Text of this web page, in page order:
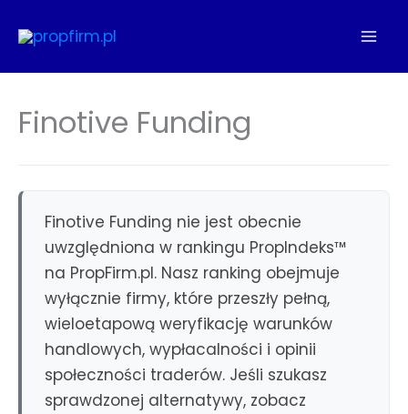
do
Finotive Funding
Finotive Funding nie jest obecnie
uwzględniona w rankingu PropIndeks™
na PropFirm.pl. Nasz ranking obejmuje
wyłącznie firmy, które przeszły pełną,
wieloetapową weryfikację warunków
handlowych, wypłacalności i opinii
społeczności traderów. Jeśli szukasz
sprawdzonej alternatywy, zobacz